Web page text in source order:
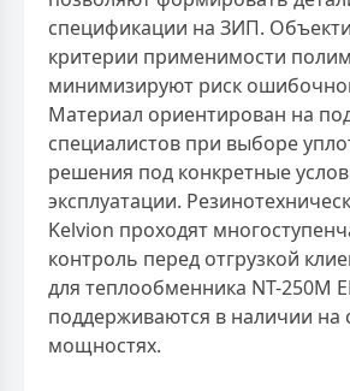
спецификации на ЗИП.
критерии применимости
минимизируют риск
Материал ориентирован на
специалистов при выборе
решения под конкретные
эксплуатации.
Kelvion проходят
контроль перед отгрузкой
для теплообменника NT-250M
поддерживаются в наличии на
мощностях.